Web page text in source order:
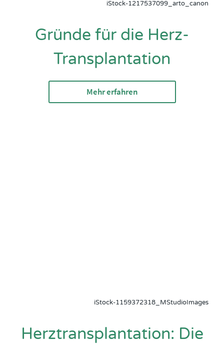
iStock-1217537099_arto_canon
Gründe für die Herz-
Transplantation
Mehr erfahren
iStock-1159372318_MStudioImages
Herztransplantation: Die